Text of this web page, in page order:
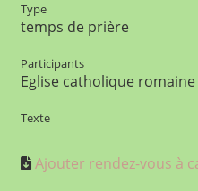
Type
temps de prière
Participants
Eglise catholique romaine
Texte
Ajouter rendez-vous à